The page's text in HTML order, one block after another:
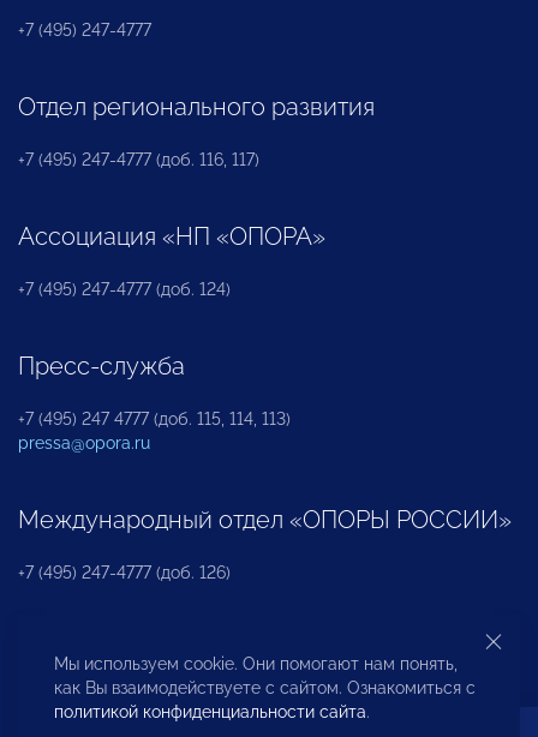
+7 (495) 247-4777
Отдел регионального развития
+7 (495) 247-4777 (доб. 116, 117)
Ассоциация «НП «ОПОРА»
+7 (495) 247-4777 (доб. 124)
Пресс-служба
+7 (495) 247 4777 (доб. 115, 114, 113)
pressa@opora.ru
Международный отдел «ОПОРЫ РОССИИ»
+7 (495) 247-4777 (доб. 126)
Бюро по защите прав предпринимателей и
инвесторов
Мы используем cookie. Они помогают нам понять,
как Вы взаимодействуете с сайтом. Ознакомиться с
политикой конфиденциальности сайта.